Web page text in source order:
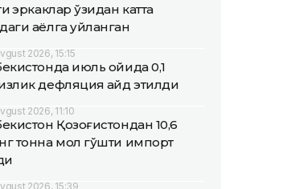
эркаклар ўзидан катта
аёлга уйланган
2026, 15:15
июль ойида 0,1
дефляция қайд этилди
2026, 11:10
Қозоғистондан 10,6
тонна мол гўшти импорт
2026, 15:39